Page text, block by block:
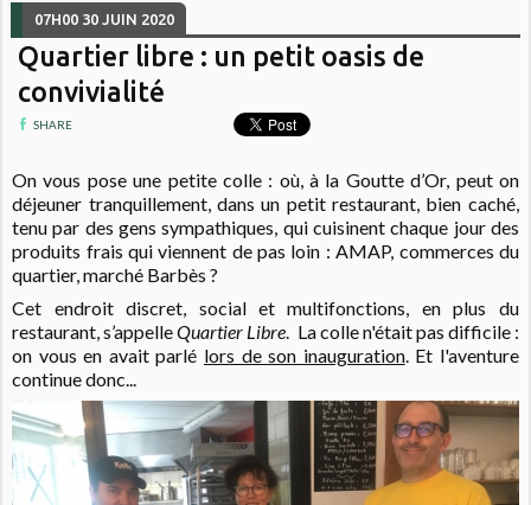
07H00 30 JUIN 2020
Quartier libre : un petit oasis de
convivialité
SHARE
On vous pose une petite colle : où, à la Goutte d’Or, peut on
déjeuner tranquillement, dans un petit restaurant, bien caché,
tenu par des gens sympathiques, qui cuisinent chaque jour des
produits frais qui viennent de pas loin : AMAP, commerces du
quartier, marché Barbès ?
Cet endroit discret, social et multifonctions, en plus du
restaurant, s’appelleQuartier Libre La colle n'était pas difficile :
on vous en avait parlé lors de son inauguration. Et l'aventure
continue donc...